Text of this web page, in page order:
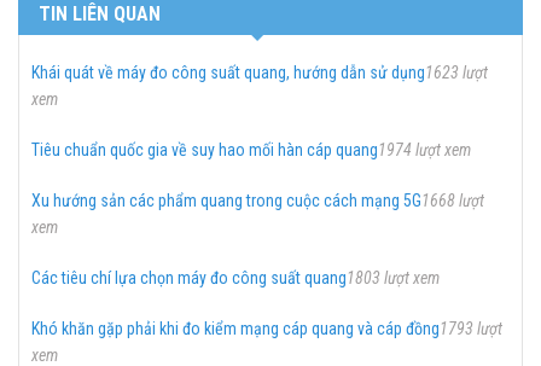
TIN LIÊN QUAN
Khái quát về máy đo công suất quang, hướng dẫn sử dụng1623 lượt
xem
Tiêu chuẩn quốc gia về suy hao mối hàn cáp quang1974 lượt xem
Xu hướng sản các phẩm quang trong cuộc cách mạng 5G1668 lượt
xem
Các tiêu chí lựa chọn máy đo công suất quang1803 lượt xem
Khó khăn gặp phải khi đo kiểm mạng cáp quang và cáp đồng1793 lượt
xem